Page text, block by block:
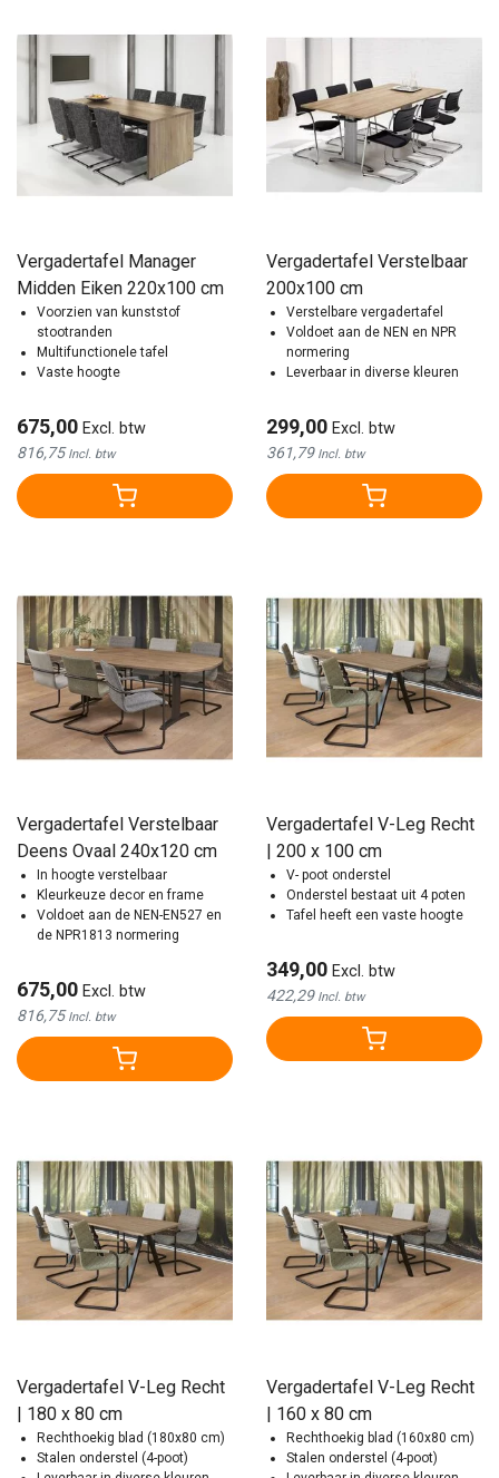
Vergadertafel Manager
Midden Eiken 220x100 cm
Voorzien van kunststof
stootranden
Multifunctionele tafel
Vaste hoogte
675,00 Excl. btw
816,75Incl. btw
Vergadertafel Verstelbaar
200x100 cm
Verstelbare vergadertafel
Voldoet aan de NEN en NPR
normering
Leverbaar in diverse kleuren
299,00 Excl. btw
361,79 Incl. btw
Vergadertafel Verstelbaar
Deens Ovaal 240x120 cm
In hoogte verstelbaar
Kleurkeuze decor en frame
Voldoet aan de NEN-EN527 en
de NPR1813 normering
675,00 Excl. btw
816,75Incl. btw
Vergadertafel V-Leg Recht
| 200 x 100 cm
V- poot onderstel
Onderstel bestaat uit 4 poten
Tafel heeft een vaste hoogte
349,00 Excl. btw
422,29 Incl. btw
Vergadertafel V-Leg Recht
| 180 x 80 cm
Rechthoekig blad (180x80 cm)
Stalen onderstel (4-poot)
Vergadertafel V-Leg Recht
| 160 x 80 cm
Rechthoekig blad (160x80 cm)
Stalen onderstel (4-poot)